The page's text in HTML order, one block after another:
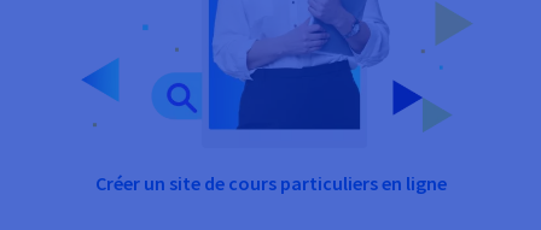
Créer un site de cours particuliers en ligne